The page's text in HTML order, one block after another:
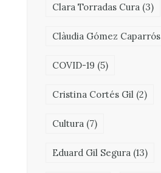
Clara Torradas Cura (3)
Clàudia Gómez Caparrós
COVID-19 (5)
Cristina Cortés Gil (2)
Cultura (7)
Eduard Gil Segura (13)